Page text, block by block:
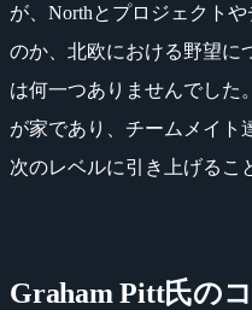
が、Northとプロジェクト
のか、北欧における野望に
は何一つありませんでした
が家であり、チームメイト
次のレベルに引き上げるこ
Graham Pitt氏の